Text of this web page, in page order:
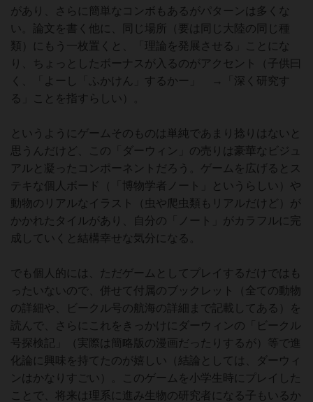
があり、さらに簡単なコンボもあるがパターンは多くな
い。論文を書く他に、同じ場所（要は同じ大陸の同じ種
類）にもう一枚置くと、「理論を発展させる」ことにな
り、ちょっとしたボーナスが入るのがアクセント（子供曰
く、「よーし「ふかけん」するかー」 →「深く研究す
る」ことを指すらしい）。
というようにゲームそのものは単純であまり捻りはないと
思うんだけど、この「ダーウィン」の売りは豪華なビジュ
アルと凝ったコンポーネントだろう。ゲームを広げるとス
テキな個人ボード（「博物学者ノート」というらしい）や
動物のリアルなイラスト（虫や爬虫類もリアルだけど）が
かかれたタイルがあり、自分の「ノート」がカラフルに完
成していくと結構幸せな気分になる。
でも個人的には、ただゲームとしてプレイするだけではも
ったいないので、併せて付属のブックレット（全ての動物
の詳細や、ビークル号の航海の詳細まで記載してある）を
読んで、さらにこれをきっかけにダーウィンの「ビークル
号探検記」（実際は簡略版の漫画だったりするが）等で進
化論に興味を持てたのが嬉しい（結論としては、ダーウィ
ンはかなりすごい）。このゲームを小学生時にプレイした
ことで、将来は理系に進み生物の研究者になる子もいるか